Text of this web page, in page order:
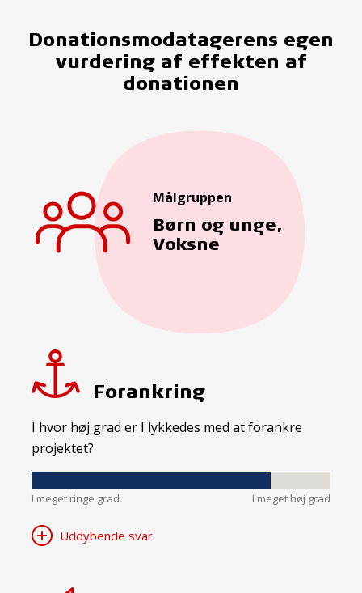
Donationsmodatagerens egen
vurdering af effekten af
donationen
Målgruppen
Børn og unge,
Voksne
Forankring
I hvor høj grad er I lykkedes med at forankre
projektet?
I meget ringe grad I meget høj grad
Uddybende svar